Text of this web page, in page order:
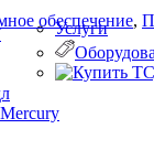
Услуги
обеспечение,